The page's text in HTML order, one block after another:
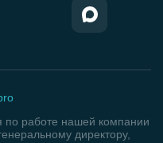
работе нашей компании
директору,